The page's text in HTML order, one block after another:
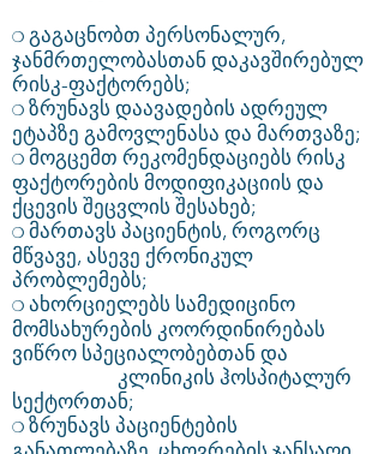
❍ გაგაცნობთ პერსონალურ,
ჯანმრთელობასთან დაკავშირებულ
რისკ-ფაქტორებს;
❍ ზრუნავს დაავადების ადრეულ
ეტაპზე გამოვლენასა და მართვაზე;
❍ მოგცემთ რეკომენდაციებს რისკ
ფაქტორების მოდიფიკაციის და
ქცევის შეცვლის შესახებ;
❍ მართავს პაციენტის, როგორც
მწვავე, ასევე ქრონიკულ
პრობლემებს;
❍ ახორციელებს სამედიცინო
მომსახურების კოორდინირებას
ვიწრო სპეციალობებთან და
კლინიკის ჰოსპიტალურ
სექტორთან;
❍ ზრუნავს პაციენტების